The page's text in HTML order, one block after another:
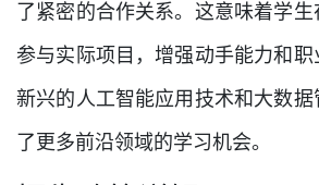
了紧密的合作关系。这意味着学
参与实际项目，增强动手能力和
新兴的人工智能应用技术和大数
了更多前沿领域的学习机会。